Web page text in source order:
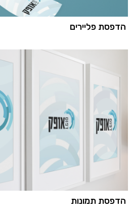
הדפסת פליירים
הדפסת תמונות